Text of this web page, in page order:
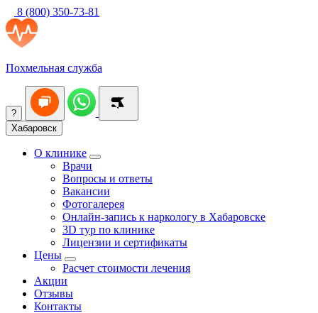
8 (800) 350-73-81
Похмельная служба
?
Хабаровск
О клинике
Врачи
Вопросы и ответы
Вакансии
Фотогалерея
Онлайн-запись к наркологу в Хабаровске
3D тур по клинике
Лицензии и сертификаты
Цены
Расчет стоимости лечения
Акции
Отзывы
Контакты